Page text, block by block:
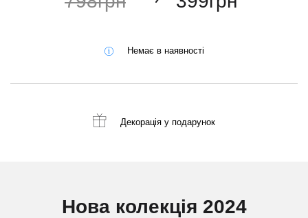
Немає в наявності
Декорація у подарунок
Нова колекція 2024